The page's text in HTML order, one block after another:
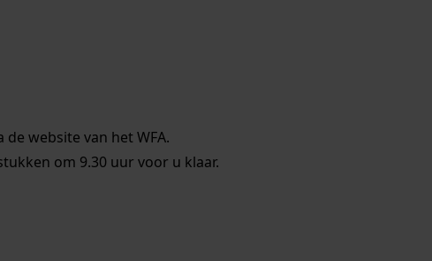
website van het WFA.
om 9.30 uur voor u klaar.